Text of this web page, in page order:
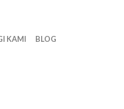
KAMI BLOG